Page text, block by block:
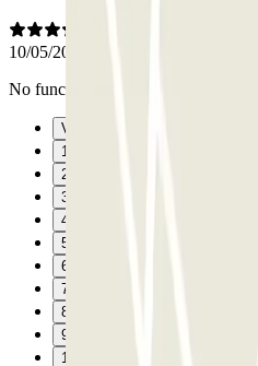
10/05/2026
No funcionó en la salida, tuvieron
Vorige
1
2
3
4
5
6
7
8
9
10